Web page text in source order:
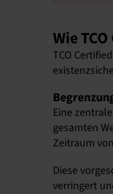
Wie
TCO
Eine
gesamten
Zeitraum
Diese
verringert